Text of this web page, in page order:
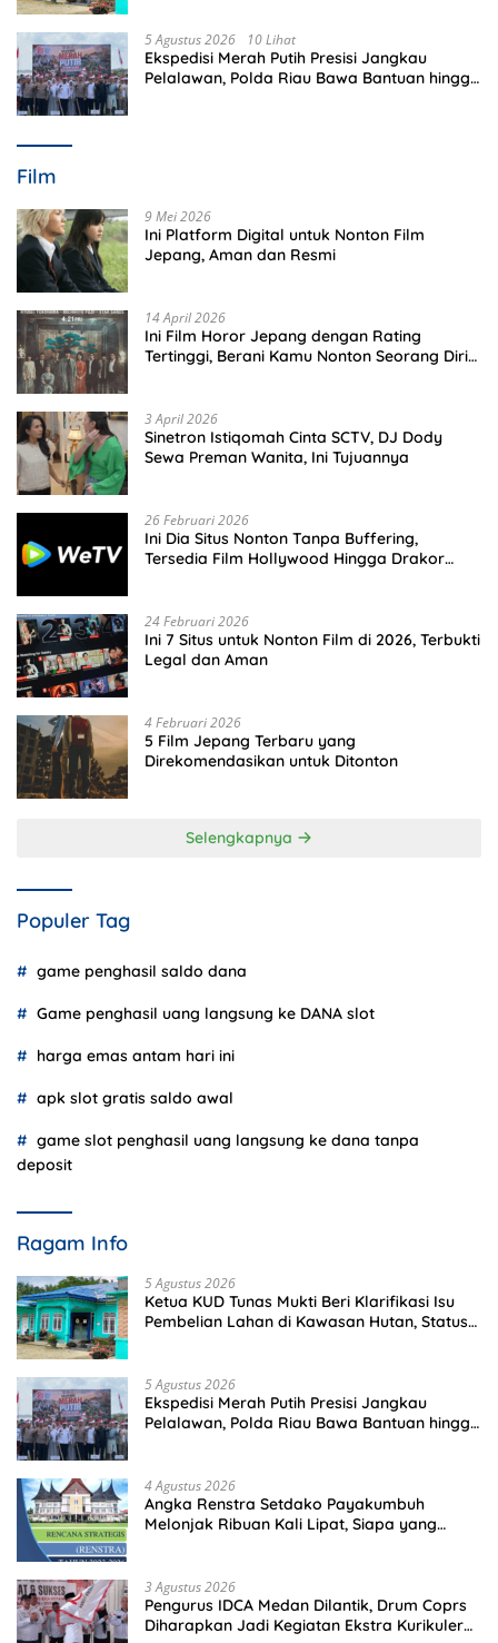
5 Agustus 2026 10 Lihat
Ekspedisi Merah Putih Presisi Jangkau
Pelalawan, Polda Riau Bawa Bantuan hingga
Film
9 Mei 2026
Ini Platform Digital untuk Nonton Film
Jepang, Aman dan Resmi
14 April 2026
Ini Film Horor Jepang dengan Rating
Tertinggi, Berani Kamu Nonton Seorang Diri
3 April 2026
Sinetron Istiqomah Cinta SCTV, DJ Dody
Sewa Preman Wanita, Ini Tujuannya
26 Februari 2026
Ini Dia Situs Nonton Tanpa Buffering,
Tersedia Film Hollywood Hingga Drakor
24 Februari 2026
Ini 7 Situs untuk Nonton Film di 2026, Terbukti
Legal dan Aman
4 Februari 2026
5 Film Jepang Terbaru yang
Direkomendasikan untuk Ditonton
Selengkapnya
Populer Tag
game penghasil saldo dana
Game penghasil uang langsung ke DANA slot
harga emas antam hari ini
apk slot gratis saldo awal
game slot penghasil uang langsung ke dana tanpa
deposit
Ragam Info
5 Agustus 2026
Ketua KUD Tunas Mukti Beri Klarifikasi Isu
Pembelian Lahan di Kawasan Hutan, Status
5 Agustus 2026
Ekspedisi Merah Putih Presisi Jangkau
Pelalawan, Polda Riau Bawa Bantuan hingga
4 Agustus 2026
Angka Renstra Setdako Payakumbuh
Melonjak Ribuan Kali Lipat, Siapa yang
3 Agustus 2026
Pengurus IDCA Medan Dilantik, Drum Coprs
Diharapkan Jadi Kegiatan Ekstra Kurikuler